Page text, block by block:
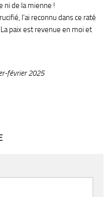
ni de la mienne !
l’ai reconnu dans ce raté
paix est revenue en moi et
février 2025